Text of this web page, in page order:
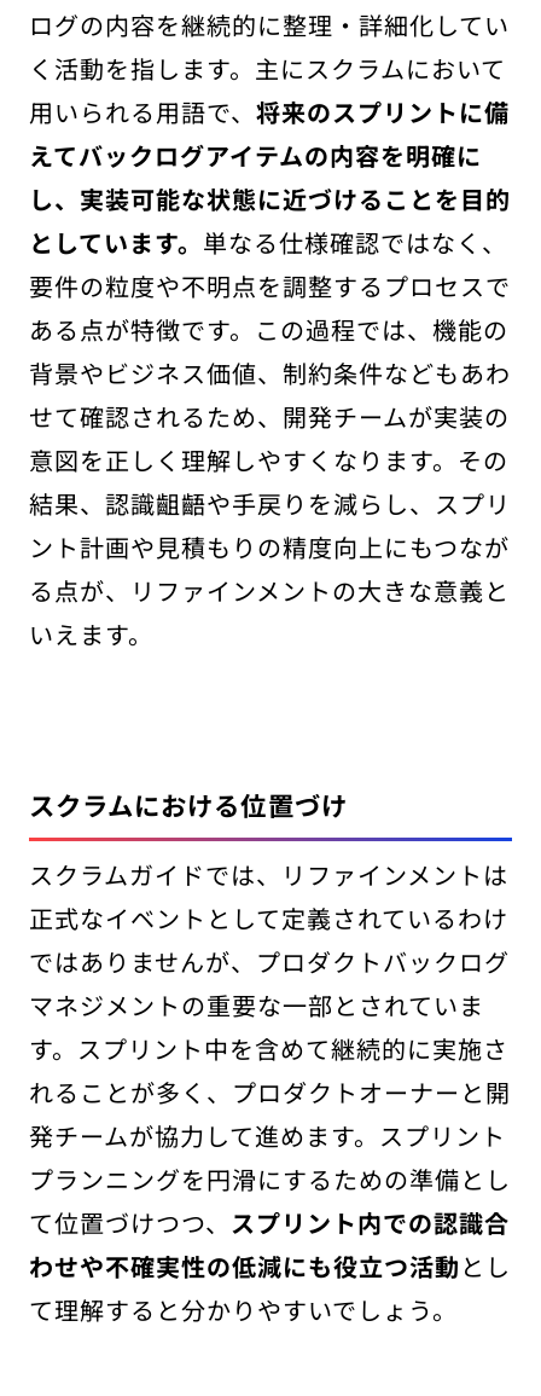
ログの内容を継続的に整理・詳細化してい
く活動を指します。主にスクラムにおいて
用いられる用語で、 将来のスプリントに備
えてバックログアイテムの内容を明確に
し、実装可能な状態に近づけることを目的
としています。 単なる仕様確認ではなく、
要件の粒度や不明点を調整するプロセスで
ある点が特徴です。この過程では、機能の
背景やビジネス価値、制約条件などもあわ
せて確認されるため、開発チームが実装の
意図を正しく理解しやすくなります。その
結果、認識齟齬や手戻りを減らし、スプリ
ント計画や見積もりの精度向上にもつなが
る点が、リファインメントの大きな意義と
いえます。
スクラムにおける位置づけ
スクラムガイドでは、リファインメントは
正式なイベントとして定義されているわけ
ではありませんが、プロダクトバックログ
マネジメントの重要な一部とされていま
す。スプリント中を含めて継続的に実施さ
れることが多く、プロダクトオーナーと開
発チームが協力して進めます。スプリント
プランニングを円滑にするための準備とし
て位置づけつつ、 スプリント内での認識合
わせや不確実性の低減にも役立つ活動 とし
て理解すると分かりやすいでしょう。